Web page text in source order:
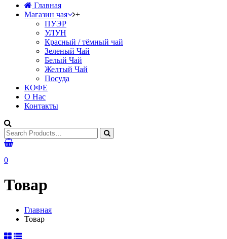
Главная
Магазин чая
+
ПУЭР
УЛУН
Красный / тёмный чай
Зеленый Чай
Белый Чай
Желтый Чай
Посуда
КОФЕ
О Нас
Контакты
0
Товар
Главная
Товар